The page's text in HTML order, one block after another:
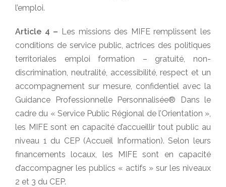
l’emploi.
Article 4 – Les missions des MIFE remplissent les
conditions de service public, actrices des politiques
territoriales emploi formation – gratuité, non-
discrimination, neutralité, accessibilité, respect et un
accompagnement sur mesure, confidentiel avec la
Guidance Professionnelle Personnalisée® Dans le
cadre du « Service Public Régional de l’Orientation »,
les MIFE sont en capacité d’accueillir tout public au
niveau 1 du CEP (Accueil Information). Selon leurs
financements locaux, les MIFE sont en capacité
d’accompagner les publics « actifs » sur les niveaux
2 et 3 du CEP.